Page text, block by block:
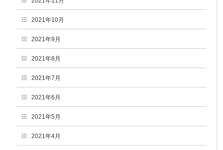
2021年10月
2021年9月
2021年8月
2021年7月
2021年6月
2021年5月
2021年4月